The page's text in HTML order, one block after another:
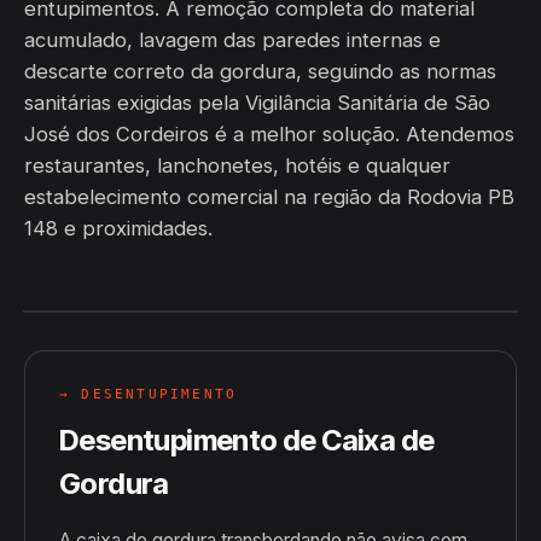
entupimentos. A remoção completa do material
acumulado, lavagem das paredes internas e
descarte correto da gordura, seguindo as normas
sanitárias exigidas pela Vigilância Sanitária de São
José dos Cordeiros é a melhor solução. Atendemos
restaurantes, lanchonetes, hotéis e qualquer
estabelecimento comercial na região da Rodovia PB
148 e proximidades.
→ DESENTUPIMENTO
Desentupimento de Caixa de
Gordura